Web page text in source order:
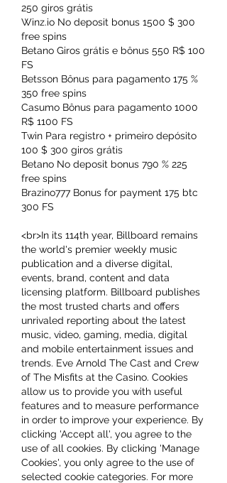
250 giros grátis
Winz.io No deposit bonus 1500 $ 300
free spins
Betano Giros grátis e bônus 550 R$ 100
FS
Betsson Bônus para pagamento 175 %
350 free spins
Casumo Bônus para pagamento 1000
R$ 1100 FS
Twin Para registro + primeiro depósito
100 $ 300 giros grátis
Betano No deposit bonus 790 % 225
free spins
Brazino777 Bonus for payment 175 btc
300 FS
<br>In its 114th year, Billboard remains
the world's premier weekly music
publication and a diverse digital,
events, brand, content and data
licensing platform. Billboard publishes
the most trusted charts and offers
unrivaled reporting about the latest
music, video, gaming, media, digital
and mobile entertainment issues and
trends. Eve Arnold The Cast and Crew
of The Misfits at the Casino. Cookies
allow us to provide you with useful
features and to measure performance
in order to improve your experience. By
clicking 'Accept all', you agree to the
use of all cookies. By clicking 'Manage
Cookies', you only agree to the use of
selected cookie categories. For more